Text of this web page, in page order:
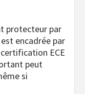
protecteur par
encadrée par
ECE
peut
si